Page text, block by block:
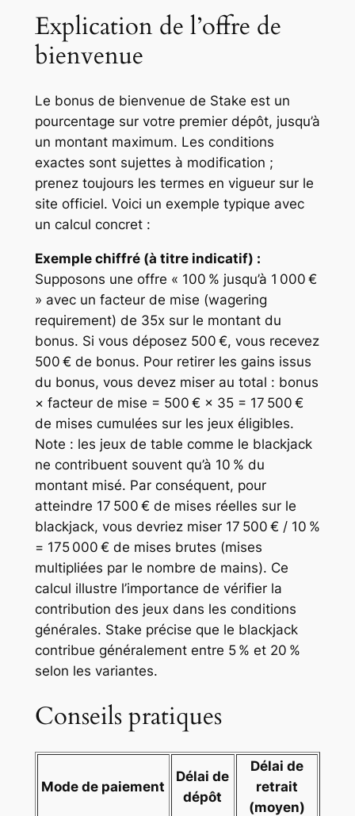
Explication de l’offre de
bienvenue
Le bonus de bienvenue de Stake est un
pourcentage sur votre premier dépôt, jusqu’à
un montant maximum. Les conditions
exactes sont sujettes à modification ;
prenez toujours les termes en vigueur sur le
site officiel. Voici un exemple typique avec
un calcul concret :
Exemple chiffré (à titre indicatif) :
Supposons une offre « 100 % jusqu’à 1 000 €
» avec un facteur de mise (wagering
requirement) de 35x sur le montant du
bonus. Si vous déposez 500 €, vous recevez
500 € de bonus. Pour retirer les gains issus
du bonus, vous devez miser au total : bonus
× facteur de mise = 500 € × 35 = 17 500 €
de mises cumulées sur les jeux éligibles.
Note : les jeux de table comme le blackjack
ne contribuent souvent qu’à 10 % du
montant misé. Par conséquent, pour
atteindre 17 500 € de mises réelles sur le
blackjack, vous devriez miser 17 500 € / 10 %
= 175 000 € de mises brutes (mises
multipliées par le nombre de mains). Ce
calcul illustre l’importance de vérifier la
contribution des jeux dans les conditions
générales. Stake précise que le blackjack
contribue généralement entre 5 % et 20 %
selon les variantes.
Conseils pratiques
Mode de paiement
Délai de
dépôt
Délai de
retrait
(moyen)